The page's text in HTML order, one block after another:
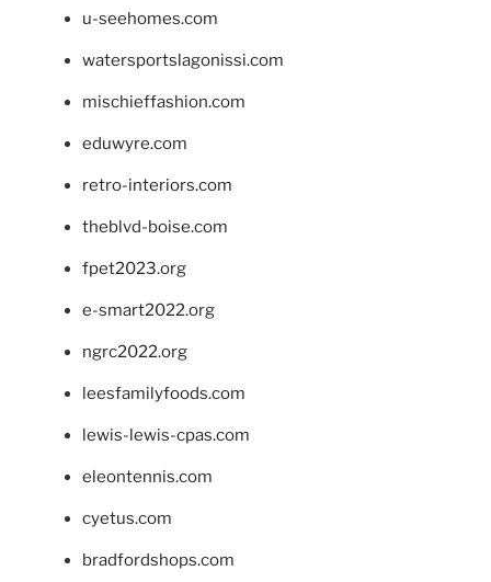
u-seehomes.com
watersportslagonissi.com
mischieffashion.com
eduwyre.com
retro-interiors.com
theblvd-boise.com
fpet2023.org
e-smart2022.org
ngrc2022.org
leesfamilyfoods.com
lewis-lewis-cpas.com
eleontennis.com
cyetus.com
bradfordshops.com